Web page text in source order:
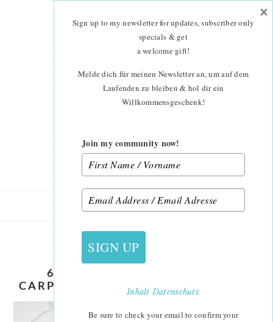
6 KÖPFE 12 BLÖCKE 2019 –
CARPENTER’S WHEEL QUILT BLOCK
Sign up to my newsletter for updates, subscriber only
specials & get
a welcome gift!
Melde dich für meinen Newsletter an, um auf dem
Laufenden zu bleiben & hol dir ein
Willkommensgeschenk!
Join my community now!
SIGN UP
InhaltDatenschutz
Be sure to check your email to confirm your
×